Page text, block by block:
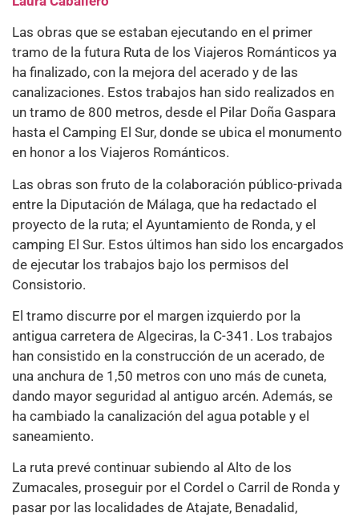
Las obras que se estaban ejecutando en el primer
tramo de la futura Ruta de los Viajeros Románticos ya
ha finalizado, con la mejora del acerado y de las
canalizaciones. Estos trabajos han sido realizados en
un tramo de 800 metros, desde el Pilar Doña Gaspara
hasta el Camping El Sur, donde se ubica el monumento
en honor a los Viajeros Románticos.
Las obras son fruto de la colaboración público-privada
entre la Diputación de Málaga, que ha redactado el
proyecto de la ruta; el Ayuntamiento de Ronda, y el
camping El Sur. Estos últimos han sido los encargados
de ejecutar los trabajos bajo los permisos del
Consistorio.
El tramo discurre por el margen izquierdo por la
antigua carretera de Algeciras, la C-341. Los trabajos
han consistido en la construcción de un acerado, de
una anchura de 1,50 metros con uno más de cuneta,
dando mayor seguridad al antiguo arcén. Además, se
ha cambiado la canalización del agua potable y el
saneamiento.
La ruta prevé continuar subiendo al Alto de los
Zumacales, proseguir por el Cordel o Carril de Ronda y
pasar por las localidades de Atajate, Benadalid,